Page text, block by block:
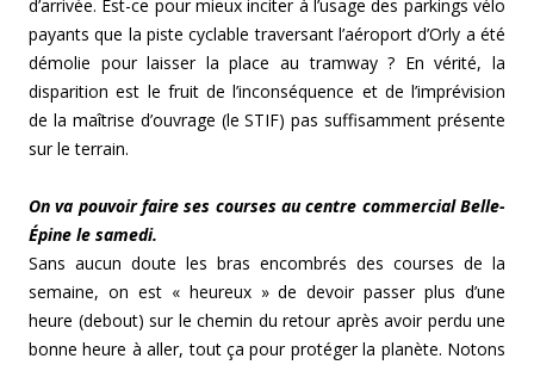
d’arrivée. Est-ce pour mieux inciter à l’usage des parkings vélo
payants que la piste cyclable traversant l’aéroport d’Orly a été
démolie pour laisser la place au tramway ? En vérité, la
disparition est le fruit de l’inconséquence et de l’imprévision
de la maîtrise d’ouvrage (le STIF) pas suffisamment présente
sur le terrain.
On va pouvoir faire ses courses au centre commercial Belle-
Épine le samedi.
Sans aucun doute les bras encombrés des courses de la
semaine, on est « heureux » de devoir passer plus d’une
heure (debout) sur le chemin du retour après avoir perdu une
bonne heure à aller, tout ça pour protéger la planète. Notons